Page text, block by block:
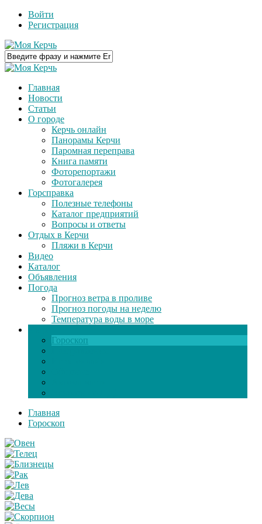
Войти
Регистрация
Главная
Новости
Статьи
О городе
Керчь онлайн
Панорамы Керчи
Паромная переправа
Книга памяти
Фоторепортажи
Фотогалерея
Горсправка
Полезные телефоны
Каталог предприятий
Вопросы и ответы
Отдых в Керчи
Пляжи в Керчи
Видео
Каталог
Объявления
Погода
Прогноз ветра в проливе
Прогноз погоды на неделю
Температура воды в море
Гороскоп
Главная
Гороскоп